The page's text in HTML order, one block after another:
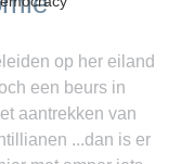
op her eiland
een beurs in
aantrekken van
...dan is er